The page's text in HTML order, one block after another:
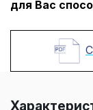
для Вас